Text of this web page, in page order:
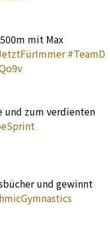
mit Max
#TeamD
und zum verdienten
und gewinnt